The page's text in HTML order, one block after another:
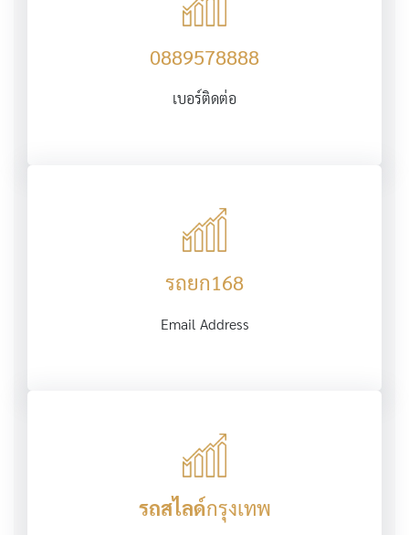
0889578888
เบอร์ติดต่อ
รถยก168
Email Address
รถสไลด์กรุงเทพ